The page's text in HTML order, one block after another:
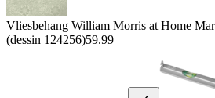
Vliesbehang William Morris at Home
(dessin 124256)59.99